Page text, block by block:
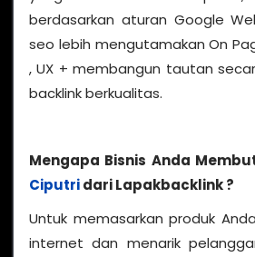
berdasarkan aturan Google
seo lebih mengutamakan On
, UX + membangun tautan
backlink berkualitas.
Mengapa Bisnis Anda
Ciputridari Lapakbacklink ?
Untuk memasarkan produk
internet dan menarik